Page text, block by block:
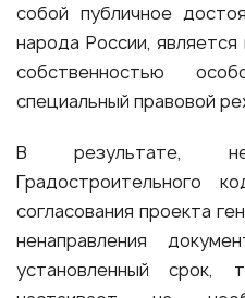
собой публичное
народа России,
собственностью
специальный правовой
В результате,
Градостроительного
согласования проекта
ненаправления
установленный